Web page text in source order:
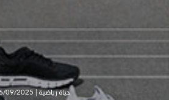
حياة رياضية | 26/09/2025